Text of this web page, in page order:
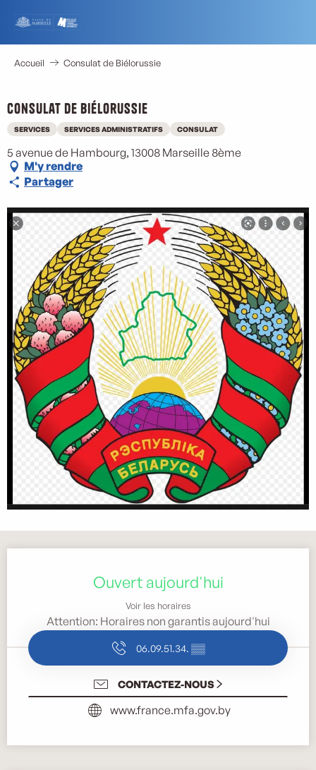
contenu
principal
Accueil Consulat de Biélorussie
Consulat de Biélorussie
SERVICES SERVICES ADMINISTRATIFS CONSULAT
5 avenue de Hambourg, 13008 Marseille 8ème
M'y rendre
Partager
Ouvert aujourd'hui
Voir les horaires
Attention: Horaires non garantis aujourd'hui
06.09.51.34. ▒▒
CONTACTEZ-NOUS
www.france.mfa.gov.by